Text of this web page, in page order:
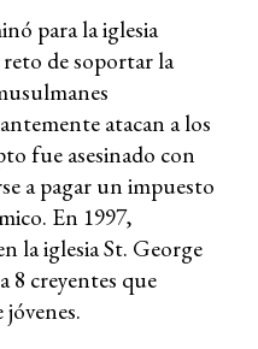
para la iglesia
de soportar la
atacan a los
fue asesinado con
a pagar un impuesto
En 1997,
la iglesia St. George
8 creyentes que